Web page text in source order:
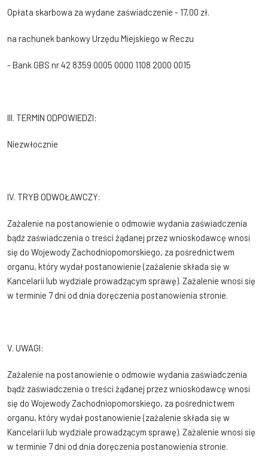
Opłata skarbowa za wydane zaświadczenie - 17,00 zł.
na rachunek bankowy Urzędu Miejskiego w Reczu
- Bank GBS nr 42 8359 0005 0000 1108 2000 0015
III. TERMIN ODPOWIEDZI:
Niezwłocznie
IV. TRYB ODWOŁAWCZY:
Zażalenie na postanowienie o odmowie wydania zaświadczenia
bądź zaświadczenia o treści żądanej przez wnioskodawcę wnosi
się do Wojewody Zachodniopomorskiego, za pośrednictwem
organu, który wydał postanowienie (zażalenie składa się w
Kancelarii lub wydziale prowadzącym sprawę). Zażalenie wnosi się
w terminie 7 dni od dnia doręczenia postanowienia stronie.
V. UWAGI:
Zażalenie na postanowienie o odmowie wydania zaświadczenia
bądź zaświadczenia o treści żądanej przez wnioskodawcę wnosi
się do Wojewody Zachodniopomorskiego, za pośrednictwem
organu, który wydał postanowienie (zażalenie składa się w
Kancelarii lub wydziale prowadzącym sprawę). Zażalenie wnosi się
w terminie 7 dni od dnia doręczenia postanowienia stronie.